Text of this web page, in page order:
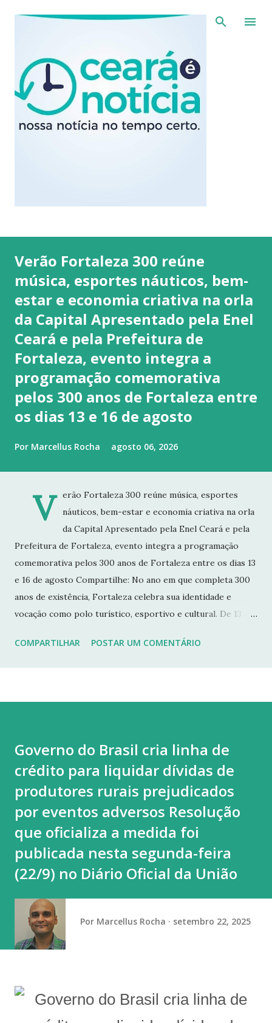
Pular para o conteúdo principal
Verão Fortaleza 300 reúne
música, esportes náuticos, bem-
estar e economia criativa na orla
da Capital Apresentado pela Enel
Ceará e pela Prefeitura de
Fortaleza, evento integra a
programação comemorativa
pelos 300 anos de Fortaleza entre
os dias 13 e 16 de agosto
Por Marcellus Rocha agosto 06, 2026
V
erão Fortaleza 300 reúne música, esportes
náuticos, bem-estar e economia criativa na orla
da Capital Apresentado pela Enel Ceará e pela
Prefeitura de Fortaleza, evento integra a programação
comemorativa pelos 300 anos de Fortaleza entre os dias 13
e 16 de agosto Compartilhe: No ano em que completa 300
anos de existência, Fortaleza celebra sua identidade e
vocação como polo turístico, esportivo e cultural. De 13 a
simbólicos da orla da Capital com atividades de música,
gastronomia popular. As noites serão fechadas com
apresentações de artistas cearenses e convidados
nacionais, como Jota.Pê e Bruna Black, Academia da
Berlinda, e os músicos Flor Gil e ...
COMPARTILHAR POSTAR UM COMENTÁRIO
Governo do Brasil cria linha de
crédito para liquidar dívidas de
produtores rurais prejudicados
por eventos adversos Resolução
que oficializa a medida foi
publicada nesta segunda-feira
(22/9) no Diário Oficial da União
Por Marcellus Rocha setembro 22, 2025